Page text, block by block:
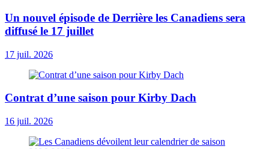
Un nouvel épisode de Derrière les Canadiens sera
diffusé le 17 juillet
17 juil. 2026
Contrat d’une saison pour Kirby Dach
16 juil. 2026